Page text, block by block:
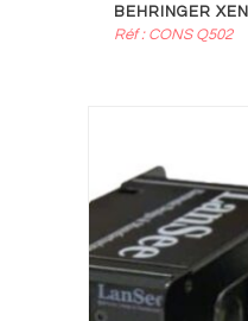
BEHRINGER
Réf : CONS Q502